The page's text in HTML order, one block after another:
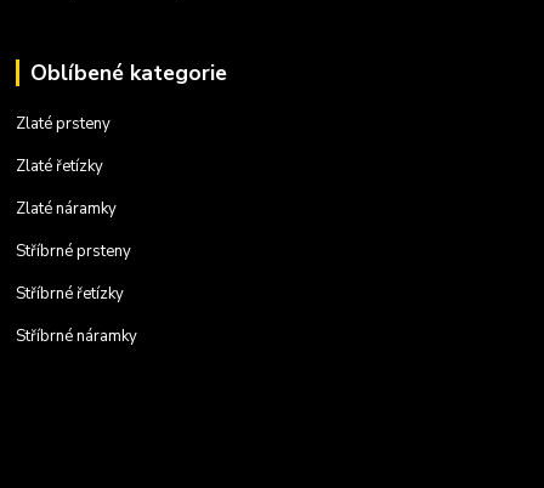
Oblíbené kategorie
Zlaté prsteny
Zlaté řetízky
Zlaté náramky
Stříbrné prsteny
Stříbrné řetízky
Stříbrné náramky